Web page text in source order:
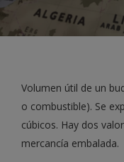
Volumen útil de un
o combustible). Se
cúbicos. Hay dos
mercancía embalada.